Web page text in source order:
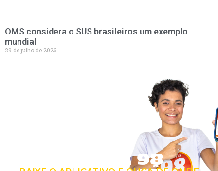
OMS considera o SUS brasileiros um exemplo
mundial
29 de julho de 2026
LEVE A 98